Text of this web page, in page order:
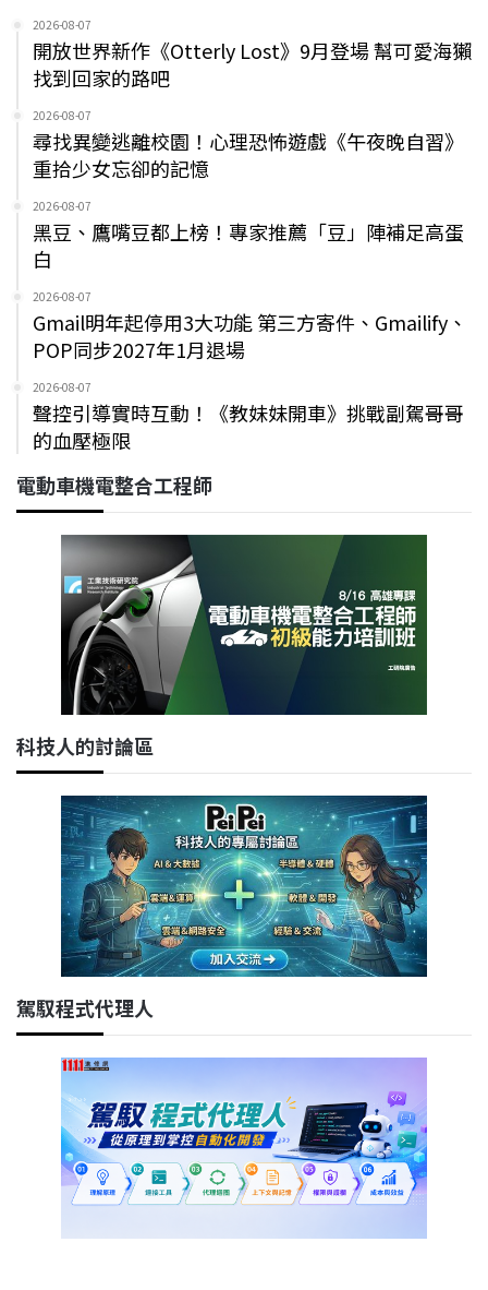
2026-08-07
開放世界新作《Otterly Lost》9月登場 幫可愛海獺
找到回家的路吧
2026-08-07
尋找異變逃離校園！心理恐怖遊戲《午夜晚自習》
重拾少女忘卻的記憶
2026-08-07
黑豆、鷹嘴豆都上榜！專家推薦「豆」陣補足高蛋
白
2026-08-07
Gmail明年起停用3大功能 第三方寄件、Gmailify、
POP同步2027年1月退場
2026-08-07
聲控引導實時互動！《教妹妹開車》挑戰副駕哥哥
的血壓極限
電動車機電整合工程師
科技人的討論區
駕馭程式代理人